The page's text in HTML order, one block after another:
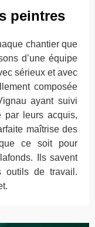
peintres
chantier que
d’une équipe
sérieux et avec
composée
ayant suivi
par leurs acquis,
maîtrise des
ce soit pour
Ils savent
outils de travail.